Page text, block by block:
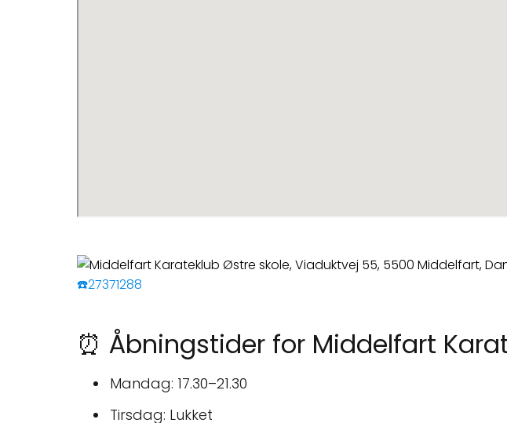
☎️27371288
⏰ Åbningstider for Middelfart
Mandag: 17.30–21.30
Tirsdag: Lukket